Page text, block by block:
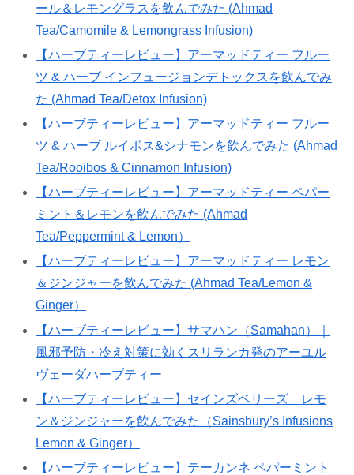
ール＆レモングラスを飲んでみた (Ahmad
Tea/Camomile & Lemongrass Infusion)
【ハーブティーレビュー】アーマッドティー フルー
ツ & ハーブ インフュージョンデトックスを飲んでみ
た (Ahmad Tea/Detox Infusion)
【ハーブティーレビュー】アーマッドティー フルー
ツ & ハーブ ルイボス&シナモンを飲んでみた (Ahmad
Tea/Rooibos & Cinnamon Infusion)
【ハーブティーレビュー】アーマッドティー ペパー
ミント＆レモンを飲んでみた (Ahmad
Tea/Peppermint & Lemon）
【ハーブティーレビュー】アーマッドティー レモン
＆ジンジャーを飲んでみた (Ahmad Tea/Lemon &
Ginger）
【ハーブティーレビュー】サマハン（Samahan）｜
風邪予防・冷え対策に効くスリランカ発のアーユル
ヴェーダハーブティー
【ハーブティーレビュー】セインズベリーズ レモ
ン＆ジンジャーを飲んでみた（Sainsbury’s Infusions
Lemon & Ginger）
【ハーブティーレビュー】テーカンネ ペパーミント